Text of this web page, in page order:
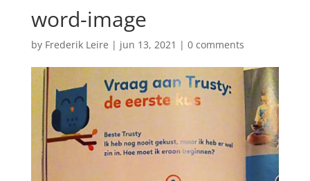
word-image
by Frederik Leire | jun 13, 2021 | 0 comments